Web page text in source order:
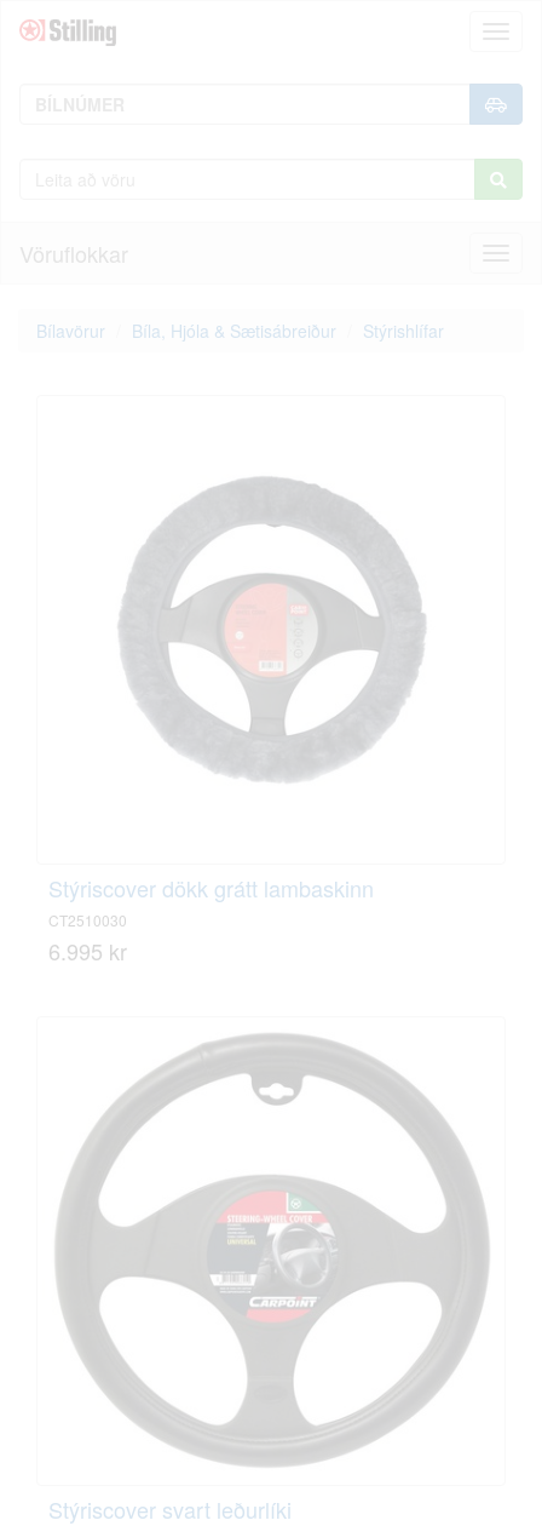
Vöruflokkar
Bílavörur Bíla, Hjóla & Sætisábreiður Stýrishlífar
Stýriscover dökk grátt lambaskinn
CT2510030
6.995 kr
Stýriscover svart leðurlíki